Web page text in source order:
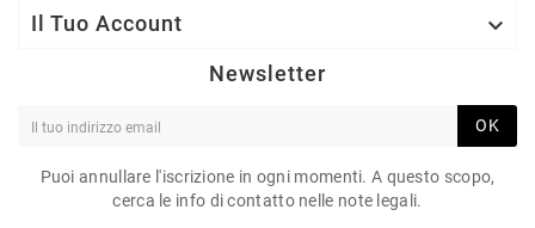
Il Tuo Account 
Newsletter
OK
Puoi annullare l'iscrizione in ogni momenti. A questo scopo,
cerca le info di contatto nelle note legali.